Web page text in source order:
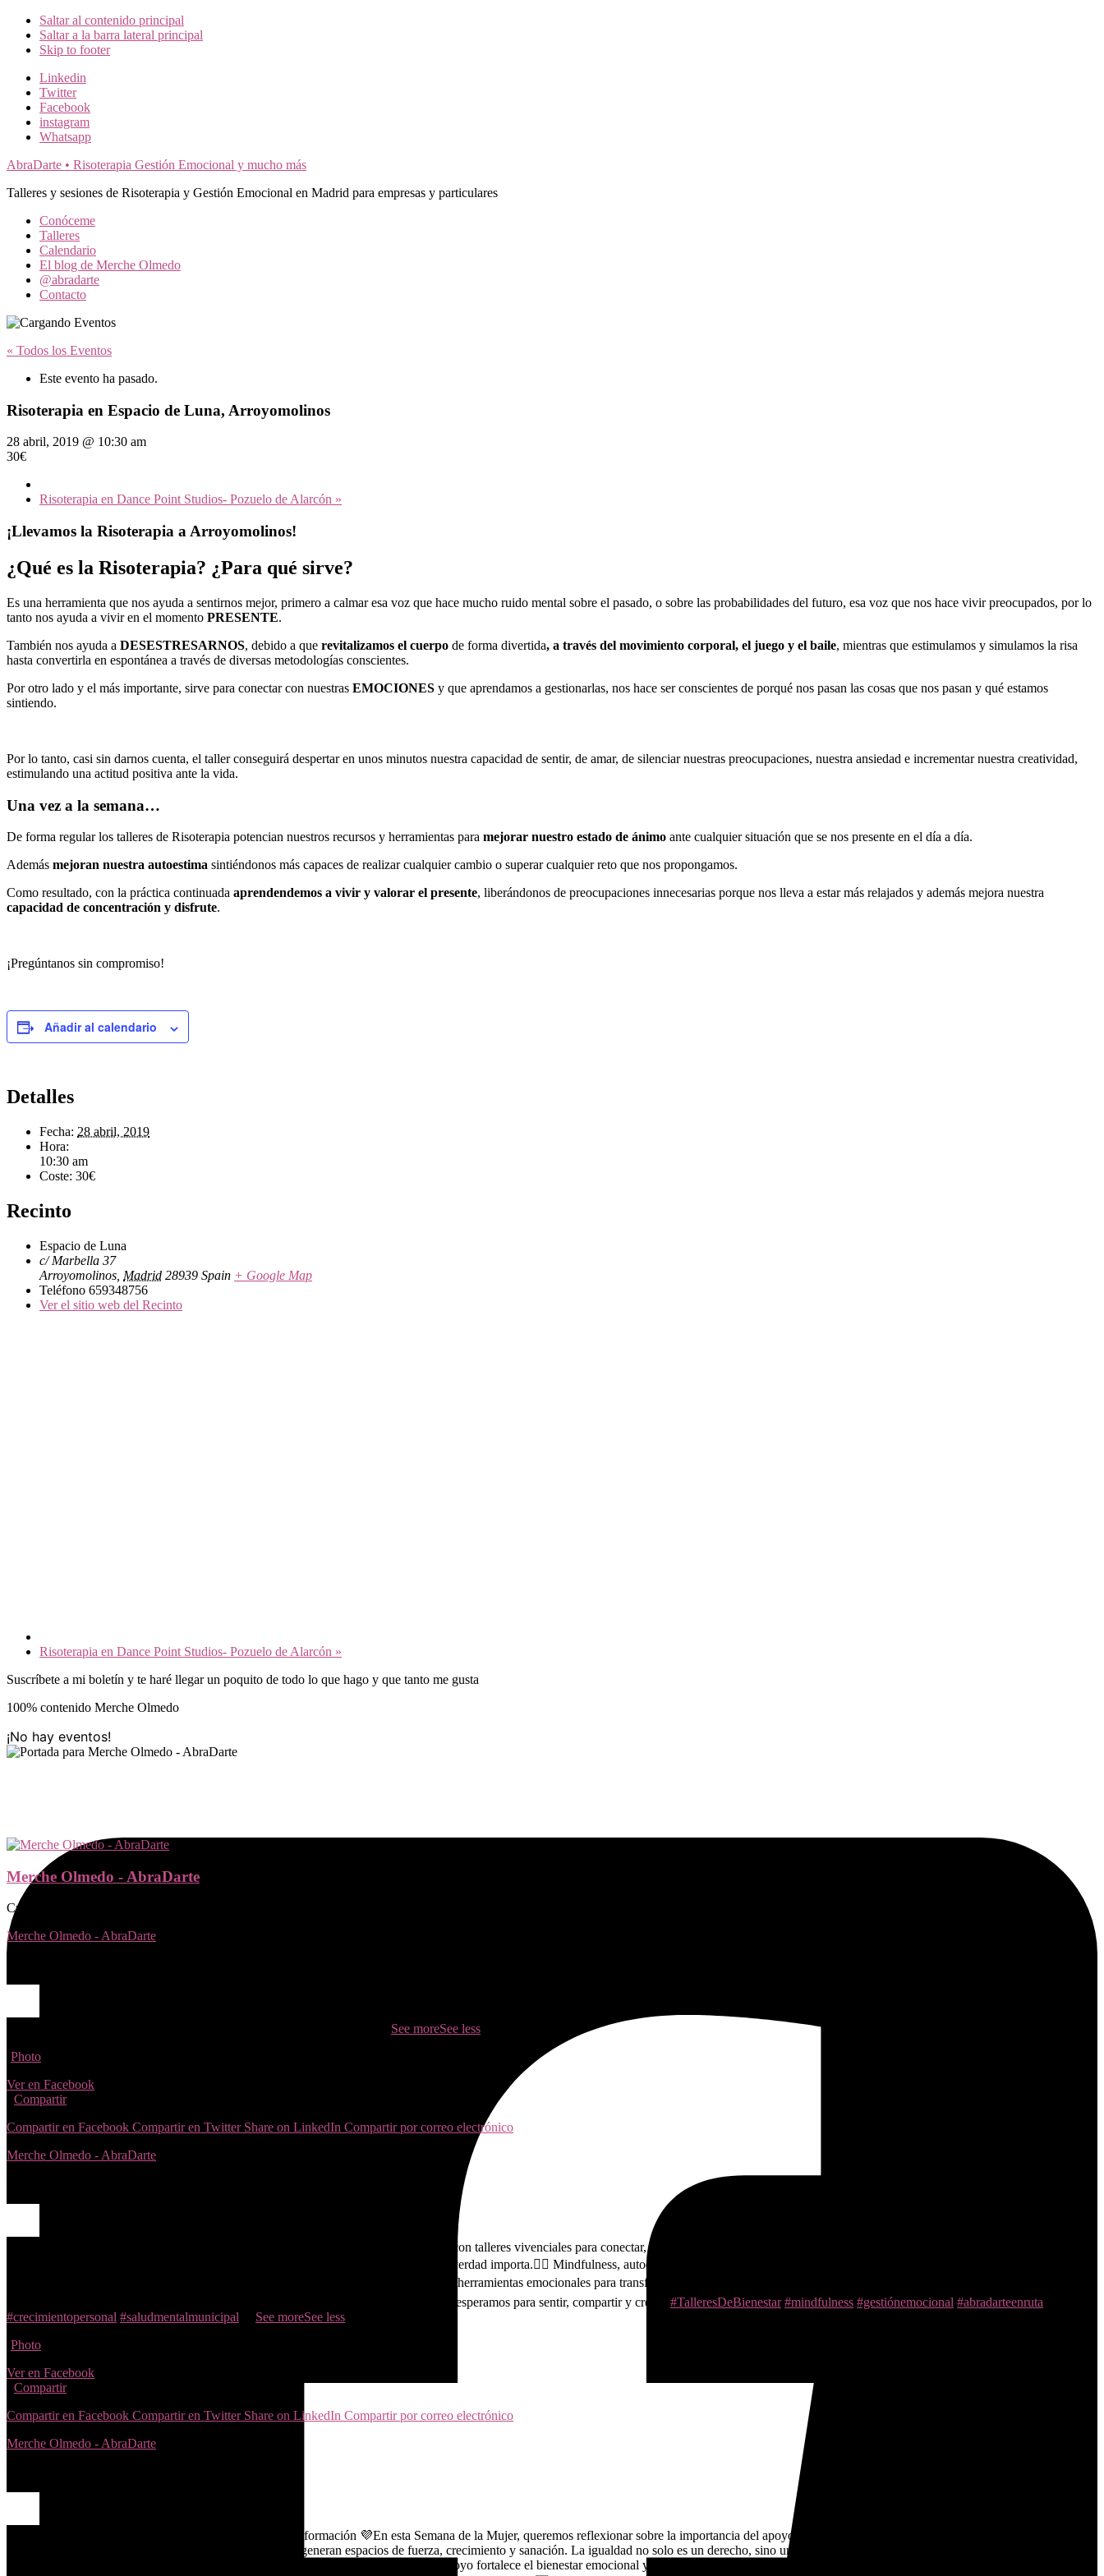
Saltar al contenido principal
Saltar a la barra lateral principal
Skip to footer
Additional
menu
Linkedin
Twitter
Facebook
instagram
Whatsapp
AbraDarte • Risoterapia Gestión Emocional y mucho más
Talleres y sesiones de Risoterapia y Gestión Emocional en Madrid para empresas y particulares
Conóceme
Talleres
Calendario
El blog de Merche Olmedo
@abradarte
Contacto
« Todos los Eventos
Este evento ha pasado.
Risoterapia en Espacio de Luna, Arroyomolinos
28 abril, 2019 @ 10:30 am
30€
Risoterapia en Dance Point Studios- Pozuelo de Alarcón »
¡Llevamos la Risoterapia a Arroyomolinos!
¿Qué es la Risoterapia? ¿Para qué sirve?
Es una herramienta que nos ayuda a sentirnos mejor, primero a calmar esa voz que hace mucho ruido mental sobre el pasado, o sobre las probabilidades del futuro, esa voz que nos hace vivir preocupados, por lo
tanto nos ayuda a vivir en el momento PRESENTE.
También nos ayuda a DESESTRESARNOS, debido a que revitalizamos el cuerpo de forma divertida, a través del movimiento corporal, el juego y el baile, mientras que estimulamos y simulamos la risa
hasta convertirla en espontánea a través de diversas metodologías conscientes.
Por otro lado y el más importante, sirve para conectar con nuestras EMOCIONES y que aprendamos a gestionarlas, nos hace ser conscientes de porqué nos pasan las cosas que nos pasan y qué estamos
sintiendo.
Por lo tanto, casi sin darnos cuenta, el taller conseguirá despertar en unos minutos nuestra capacidad de sentir, de amar, de silenciar nuestras preocupaciones, nuestra ansiedad e incrementar nuestra creatividad,
estimulando una actitud positiva ante la vida.
Una vez a la semana…
De forma regular los talleres de Risoterapia potencian nuestros recursos y herramientas para mejorar nuestro estado de ánimo ante cualquier situación que se nos presente en el día a día.
Además mejoran nuestra autoestima sintiéndonos más capaces de realizar cualquier cambio o superar cualquier reto que nos propongamos.
Como resultado, con la práctica continuada aprendendemos a vivir y valorar el presente, liberándonos de preocupaciones innecesarias porque nos lleva a estar más relajados y además mejora nuestra
capacidad de concentración y disfrute.
¡Pregúntanos sin compromiso!
Añadir al calendario
Detalles
Fecha: 28 abril, 2019
Hora:
10:30 am
Coste: 30€
Recinto
Espacio de Luna
c/ Marbella 37
Arroyomolinos Madrid 28939 Spain + Google Map
Teléfono 659348756
Ver el sitio web del Recinto
Risoterapia en Dance Point Studios- Pozuelo de Alarcón »
Barra
lateral
principal
Suscríbete a mi boletín y te haré llegar un poquito de todo lo que hago y que tanto me gusta
100% contenido Merche Olmedo
¡No hay eventos!
Merche Olmedo - AbraDarte
Cursos teórico prácticos para ser libre y conectar con tus emociones, tu cuerpo y tu alegría de vivir
Merche Olmedo - AbraDarte
See moreSee less
Photo
Ver en Facebook
Compartir
Compartir en Facebook Compartir en Twitter Share on LinkedIn Compartir por correo electrónico
Merche Olmedo - AbraDarte
Te espero en distintos municipios con talleres vivenciales para conectar, soltar y recargar energía. ¿Te apuntas?
La Nueva – Aprende a priorizar, organizarte sin culpa y liberar espacio para lo que de verdad importa.🧘‍♀️ Mindfulness, autocuidado y relajación
Aldea del Fresno – Dinámicas corporales y herramientas emocionales para transformar el estrés en energía vital.
¡Te esperamos para sentir, compartir y crecer! #TalleresDeBienestar #mindfulness #gestiónemocional #abradarteenruta
#crecimientopersonal #saludmentalmunicipal See moreSee less
Photo
Ver en Facebook
Compartir
Compartir en Facebook Compartir en Twitter Share on LinkedIn Compartir por correo electrónico
Merche Olmedo - AbraDarte
💜 La fuerza de estar juntas: igualdad, consciencia y transformación 💜En esta Semana de la Mujer, queremos reflexionar sobre la importancia del apoyo mutuo, la igualdad y la transformación a través de la
Cuando las mujeres se unen, se generan espacios de fuerza, crecimiento y sanación. La igualdad no solo es un derecho, sino una forma de estar en el mundo desde la presencia y el
Desde la psicología social, se ha demostrado que el sentido de comunidad y apoyo fortalece el bienestar emocional y reduce el estrés. La sororidad no es solo un concepto, es una práctica diaria que nos